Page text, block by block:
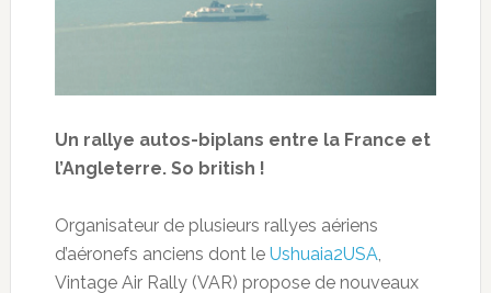
Un rallye autos-biplans entre la France et
l’Angleterre. So british !
Organisateur de plusieurs rallyes aériens
d’aéronefs anciens dont le Ushuaia2USA,
Vintage Air Rally (VAR) propose de nouveaux